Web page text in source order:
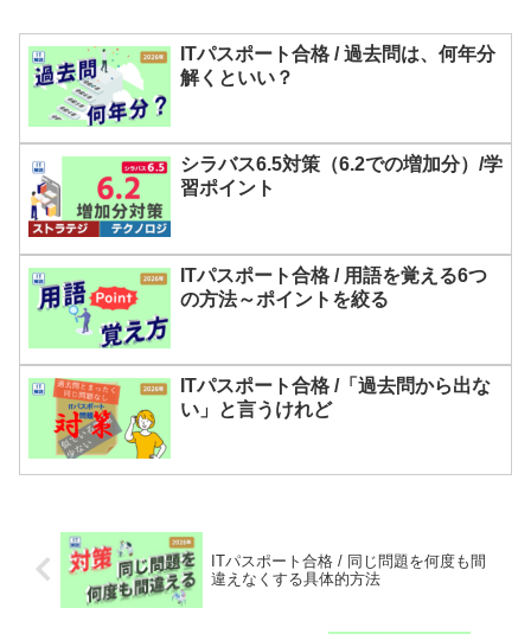
ITパスポート合格 / 過去問は、何年分
解くといい？
シラバス6.5対策（6.2での増加分）/学
習ポイント
ITパスポート合格 / 用語を覚える6つ
の方法～ポイントを絞る
ITパスポート合格 /「過去問から出な
い」と言うけれど
ITパスポート合格 / 同じ問題を何度も間
違えなくする具体的方法